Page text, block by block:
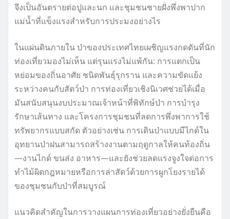
จึงเป็นอันตรายต่อปูและนก และชุมชนชายฝั่งพึ่งพาปาก
แม่น้ำที่แข็งแรงสำหรับการประมงอย่างไร
ในแผ่นดินภายใน ป่าของประเทศไทยเผชิญแรงกดดันที่นัก
ท่องเที่ยวมองไม่เห็น แต่รุนแรงไม่แพ้กัน: การแตกเป็น
หย่อมของถิ่นอาศัย ชนิดพันธุ์รุกราน และความขัดแย้ง
ระหว่างคนกับสัตว์ป่า การท่องเที่ยวเชิงนิเวศช่วยได้เมื่อ
มันสนับสนุนงบประมาณเจ้าหน้าที่พิทักษ์ป่า การบำรุง
รักษาเส้นทาง และโครงการชุมชนที่ลดการพึ่งพาการใช้
ทรัพยากรแบบสกัด ตัวอย่างเช่น การเดินป่าแบบมีไกด์ใน
อุทยานป่าฝนสามารถสร้างงานตามฤดูกาลให้คนท้องถิ่น
—งานไกด์ ขนส่ง อาหาร—และยังช่วยลดแรงจูงใจต่อการ
ทำไม้ผิดกฎหมายหรือการล่าสัตว์ด้วยการผูกโยงรายได้
ของชุมชนกับป่าที่สมบูรณ์
แนวคิดสำคัญในการวางแผนการท่องเที่ยวอย่างยั่งยืนคือ